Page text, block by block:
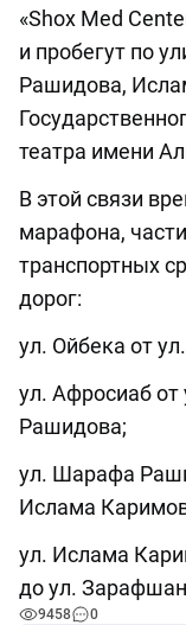
«Shox Med
и пробегут по
Рашидова,
театра имени
В этой связи
марафона,
транспортных
дорог:
ул. Ойбека от
ул. Афросиаб
Рашидова;
ул. Шарафа
Ислама
ул. Ислама
до ул.
9458 0